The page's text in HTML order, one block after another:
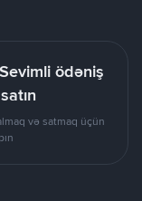
ödəniş
və satmaq üçün